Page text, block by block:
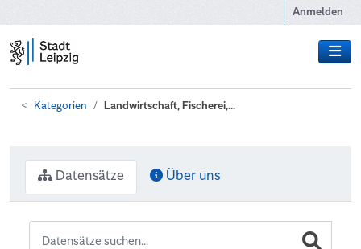
Anmelden
Kategorien Landwirtschaft, Fischerei,...
Datensätze Über uns